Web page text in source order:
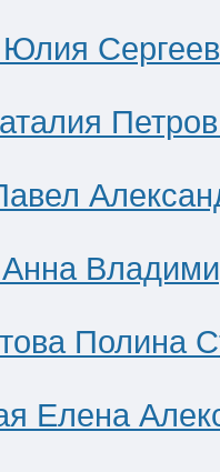
Полина
Елена